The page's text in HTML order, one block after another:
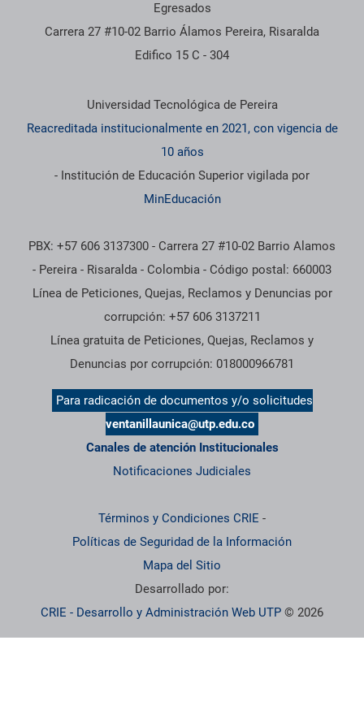
Egresados
Carrera 27 #10-02 Barrio Álamos Pereira, Risaralda
Edifico 15 C - 304
Información institucional
Universidad Tecnológica de Pereira
Reacreditada institucionalmente en 2021, con vigencia de
10 años
- Institución de Educación Superior vigilada por
MinEducación
PBX: +57 606 3137300 - Carrera 27 #10-02 Barrio Alamos
- Pereira - Risaralda - Colombia - Código postal: 660003
Línea de Peticiones, Quejas, Reclamos y Denuncias por
corrupción: +57 606 3137211
Línea gratuita de Peticiones, Quejas, Reclamos y
Denuncias por corrupción: 018000966781
Para radicación de documentos y/o solicitudes
ventanillaunica@utp.edu.co
Canales de atención Institucionales
Notificaciones Judiciales
Términos y Condiciones CRIE -
Políticas de Seguridad de la Información
Mapa del Sitio
Desarrollado por:
CRIE - Desarrollo y Administración Web UTP © 2026